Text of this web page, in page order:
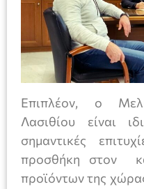
Επιπλέον, ο
Λασιθίου είναι
σημαντικές
προσθήκη στον
προϊόντων της